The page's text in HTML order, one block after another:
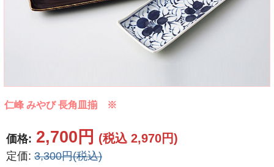
仁峰 みやび 長角皿揃 ※
価格: 2,700円 (税込 2,970円)
定価: 3,300円(税込)